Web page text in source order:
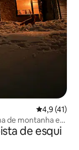
4,9 de uma
4,9 (41)
de montanha em
de esqui